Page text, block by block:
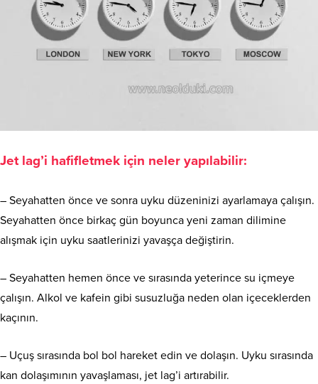
Jet lag’i hafifletmek için neler yapılabilir:
– Seyahatten önce ve sonra uyku düzeninizi ayarlamaya çalışın.
Seyahatten önce birkaç gün boyunca yeni zaman dilimine
alışmak için uyku saatlerinizi yavaşça değiştirin.
– Seyahatten hemen önce ve sırasında yeterince su içmeye
çalışın. Alkol ve kafein gibi susuzluğa neden olan içeceklerden
kaçının.
– Uçuş sırasında bol bol hareket edin ve dolaşın. Uyku sırasında
kan dolaşımının yavaşlaması, jet lag’i artırabilir.